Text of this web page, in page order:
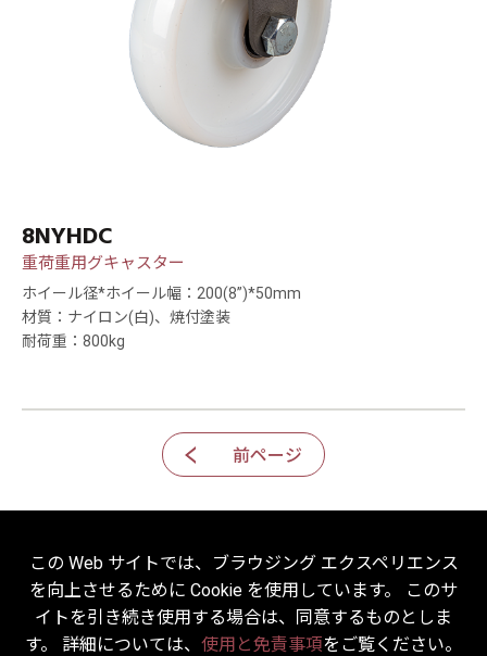
8NYHDC
重荷重用グキャスター
ホイール径*ホイール幅：200(8”)*50mm
材質：ナイロン(白)、焼付塗装
耐荷重：800kg
前ページ
2022 © HICKWALL TECH CASTER INDUSTRIAL CO., LTD. All
Rights Reserved.
Designed by Lets MediaEZB2B
この Web サイトでは、ブラウジング エクスペリエンス
を向上させるために Cookie を使用しています。 このサ
イトを引き続き使用する場合は、同意するものとしま
す。 詳細については、 使用と免責事項をご覧ください。